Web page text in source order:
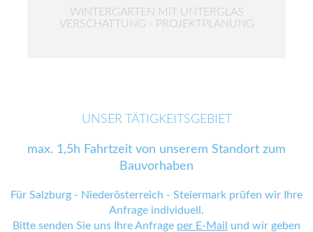
WINTERGARTEN MIT UNTERGLAS
VERSCHATTUNG - PROJEKTPLANUNG
UNSER TÄTIGKEITSGEBIET
max. 1,5h Fahrtzeit von unserem Standort zum
Bauvorhaben
Für Salzburg - Niederösterreich - Steiermark prüfen wir Ihre
Anfrage individuell.
Bitte senden Sie uns Ihre Anfrage per E-Mail
und wir geben